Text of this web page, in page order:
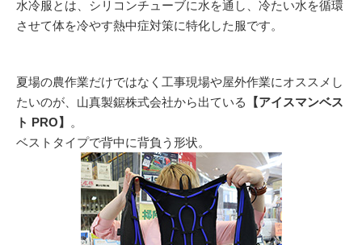
水冷服とは、シリコンチューブに水を通し、冷たい水を循環
させて体を冷やす熱中症対策に特化した服です。
夏場の農作業だけではなく工事現場や屋外作業にオススメし
たいのが、山真製鋸株式会社から出ている
【アイスマンベス
ト PRO】 。
ベストタイプで背中に背負う形状。